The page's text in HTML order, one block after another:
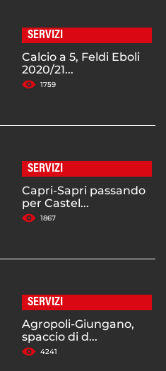
SERVIZI
Calcio a 5, Feldi Eboli
2020/21...
1759
SERVIZI
Capri-Sapri passando
per Castel...
1867
SERVIZI
Agropoli-Giungano,
spaccio di d...
4241